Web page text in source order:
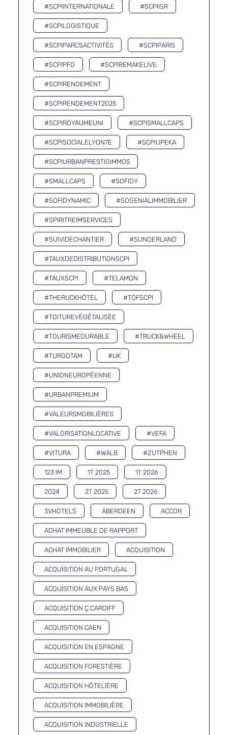
#SCPIINTERNATIONALE #SCPIISR
#SCPILOGISTIQUE
#SCPIPARCSACTIVITÉS #SCPIPARIS
#SCPIPFO #SCPIREMAKELIVE
#SCPIRENDEMENT
#SCPIRENDEMENT2025
#SCPIROYAUMEUNI #SCPISMALLCAPS
#SCPISOCIALELYON7E #SCPIUPEKA
#SCPIURBANPRESTIGIMMO5
#SMALLCAPS #SOFIDY
#SOFIDYNAMIC #SOGENIALIMMOBILIER
#SPIRITREIMSERVICES
#SUIVIDECHANTIER #SUNDERLAND
#TAUXDEDISTRIBUTIONSCPI
#TAUXSCPI #TELAMON
#THERUCKHÔTEL #TOFSCPI
#TOITUREVÉGÉTALISÉE
#TOURISMEDURABLE #TRUCK&WHEEL
#TURGOTAM #UK
#UNIONEUROPÉENNE
#URBANPREMIUM
#VALEURSMOBILIÈRES
#VALORISATIONLOCATIVE #VEFA
#VITURA #WALB #ZUTPHEN
123 IM 1T 2025 1T 2026
2024 2T 2025 2T 2026
3VHOTELS ABERDEEN ACCOR
ACHAT IMMEUBLE DE RAPPORT
ACHAT IMMOBILIER ACQUISITION
ACQUISITION AU PORTUGAL
ACQUISITION AUX PAYS BAS
ACQUISITION Ç CARDIFF
ACQUISITION CAEN
ACQUISITION EN ESPAGNE
ACQUISITION FORESTIÈRE
ACQUISITION HÔTELIÈRE
ACQUISITION IMMOBILIÈRE
ACQUISITION INDUSTRIELLE